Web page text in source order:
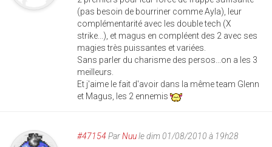
(pas besoin de bourriner comme Ayla), leur
complémentarité avec les double tech (X
strike...), et magus en compléent des 2 avec ses
magies très puissantes et variées.
Sans parler du charisme des persos...on a les 3
meilleurs.
Et j'aime le fait d'avoir dans la même team Glenn
et Magus, les 2 ennemis
#47154 ParNuule dim 01/08/2010 à 19h28